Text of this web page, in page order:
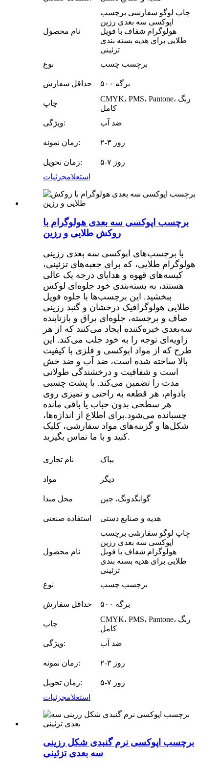
نام محصول
چاپ لوگو سفارشی برچسب
اپوکسی سه بعدی رزین
هولوگرام شفاف با فویل
طلایی برای هدیه بسته بندی
تزئینی
نوع
برچسب چسب
حداقل سفارش ۵۰۰ برگه
چاپ
CMYK، PMS، Pantone، رنگ
کامل
ویژگی:
ضد آب
زمان نمونه: ۲-۳ روز
زمان تحویل:
۵-۷ روز
استعلامجزئیات
برچسب اپوکسی سه بعدی هولوگرام با
روکش طلایی و رزین
با برچسب‌های اپوکسی سه بعدی رزینی
هولوگرام طلایی، که برای جعبه‌های تزئینی،
کیسه‌های قهوه و هدایای درجه یک عالی
هستند، به بسته‌بندی خود جلوه‌ای لوکس
ببخشید. این برچسب‌ها با جلوه فویل
طلایی هولوگرافیک درخشان و گنبد رزینی
صاف و برجسته، جلوه‌ای براق و بازتابنده
سه‌بعدی خیره‌کننده ایجاد می‌کنند که از هر
زاویه‌ای توجه را به خود جلب می‌کند. این
طرح که از مواد اپوکسی و فلزی با کیفیت
بالا ساخته شده است، ضد آب و ضد خش
است و شفافیت و درخشندگی طولانی
مدت را تضمین می‌کند. با پشت چسبی
بادوام، هر قطعه به راحتی و تمیزی روی
هر سطحی بدون حباب یا باقی مانده
چسبانده می‌شود.برای اطلاع از اندازه‌ها،
شکل‌ها و گزینه‌های مواد سفارشی، کلیک
کنید و با ما تماس بگیرید.
نام تجاری یپاک
مواد دیگر
محل مبدا گوانگدونگ، چین
استفاده صنعتی هدیه و صنایع دستی
نام محصول
چاپ لوگو سفارشی برچسب
اپوکسی سه بعدی رزین
هولوگرام شفاف با فویل
طلایی برای هدیه بسته بندی
تزئینی
نوع
برچسب چسب
حداقل سفارش ۵۰۰ برگه
چاپ
CMYK، PMS، Pantone، رنگ
کامل
ویژگی:
ضد آب
زمان نمونه: ۲-۳ روز
زمان تحویل:
۵-۷ روز
استعلامجزئیات
برچسب اپوکسی نرم گنبدی شکل رزینی
سه بعدی تزئینی